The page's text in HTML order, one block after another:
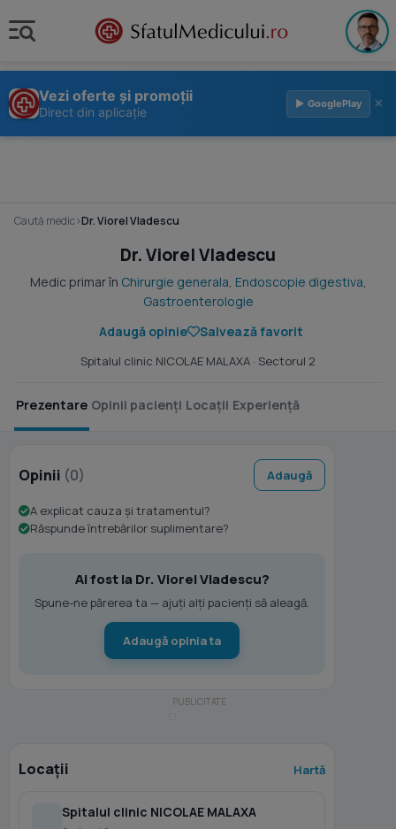
Vezi oferte și promoții
Direct din aplicație
▶ GooglePlay ×
Caută medic›Dr. Viorel Vladescu
Dr. Viorel Vladescu
Medic primar în Chirurgie generala, Endoscopie digestiva,
Gastroenterologie
Adaugă opinie
Salvează favorit
Spitalul clinic NICOLAE MALAXA · Sectorul 2
Prezentare Opinii pacienți Locații Experiență
Opinii (0) Adaugă
A explicat cauza și tratamentul?
Răspunde întrebărilor suplimentare?
Ai fost la Dr. Viorel Vladescu?
Spune-ne părerea ta — ajuți alți pacienți să aleagă.
Adaugă opinia ta
Locații Hartă
Spitalul clinic NICOLAE MALAXA